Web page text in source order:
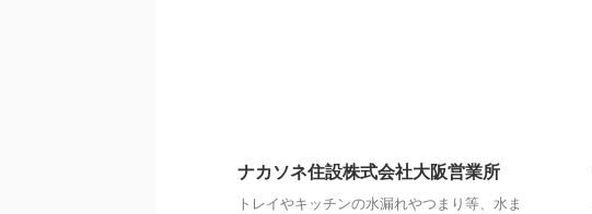
ナカソネ住設株式会社大阪営業所
トレイやキッチンの水漏れやつまり等、水ま